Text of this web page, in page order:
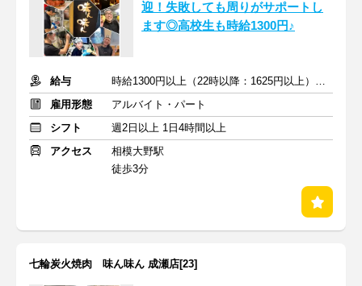
迎！失敗しても周りがサポートし
ます◎高校生も時給1300円♪
給与
時給1300円以上（22時以降：1625円以上）＋交通費支給
雇用形態
アルバイト・パート
シフト
週2日以上 1日4時間以上
アクセス
相模大野駅
徒歩3分
七輪炭火焼肉 味ん味ん 成瀬店[23]